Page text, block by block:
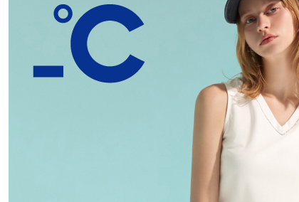
宅配
每筆
離島
每筆
付款
免運
國家